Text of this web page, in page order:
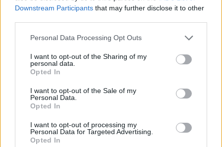
Downstream Participants that may further disclose it to other
Personal Data Processing Opt Outs
I want to opt-out of the Sharing of my
personal data.
Opted In
I want to opt-out of the Sale of my
Personal Data.
Opted In
I want to opt-out of processing my
Personal Data for Targeted Advertising.
Opted In
regisztrációhoz kötött.
Az előfizetés a következőket tartalmazza:
Portfolio.hu teljes cikkarchívum
kötéslistái
Előfizetés